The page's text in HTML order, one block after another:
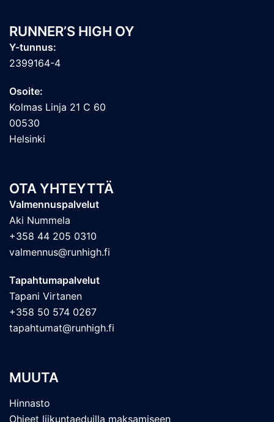
RUNNER’S HIGH OY
Y-tunnus:
2399164-4
Osoite:
Kolmas Linja 21 C 60
00530
Helsinki
OTA YHTEYTTÄ
Valmennuspalvelut
Aki Nummela
+358 44 205 0310
valmennus@runhigh.fi
Tapahtumapalvelut
Tapani Virtanen
+358 50 574 0267
tapahtumat@runhigh.fi
MUUTA
Hinnasto
Ohjeet liikuntaeduilla maksamiseen